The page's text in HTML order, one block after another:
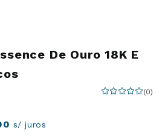
De Ouro 18K E
(0)
s/ juros